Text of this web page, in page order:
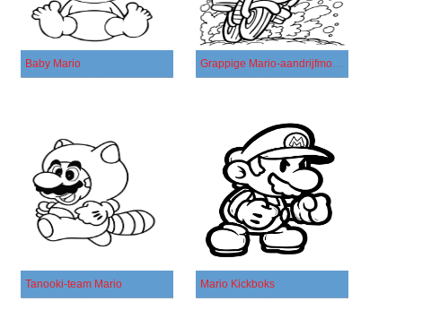
Baby Mario Grappige Mario-aandrijfmotor
Tanooki-team Mario Mario Kickboks